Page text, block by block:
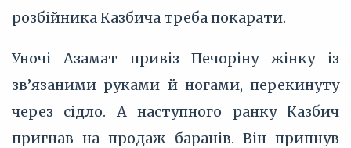
розбійника Казбича треба покарати.
Уночі Азамат привіз Печоріну жінку із
зв’‎язаними руками й ногами, перекинуту
через сідло. А наступного ранку Казбич
пригнав на продаж баранів. Він припнув